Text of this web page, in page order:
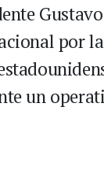
por
un